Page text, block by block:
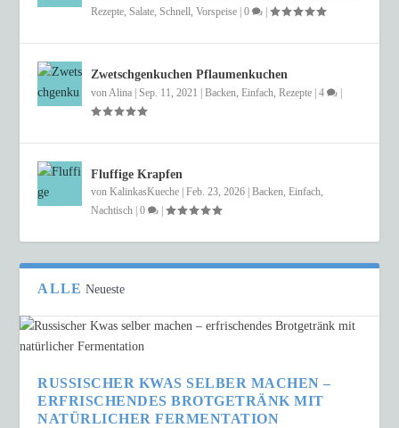
Rezepte,Salate,Schnell,Vorspeise |0 |
Zwetschgenkuchen Pflaumenkuchen
vonAlina |Sep. 11, 2021 |Backen,Einfach,Rezepte |4
Fluffige Krapfen
vonKalinkasKueche |Feb. 23, 2026 |Backen,Einfach,
Nachtisch |0 |
ALLE Neueste
RUSSISCHER KWAS SELBER MACHEN –
ERFRISCHENDES BROTGETRÄNK MIT
NATÜRLICHER FERMENTATION